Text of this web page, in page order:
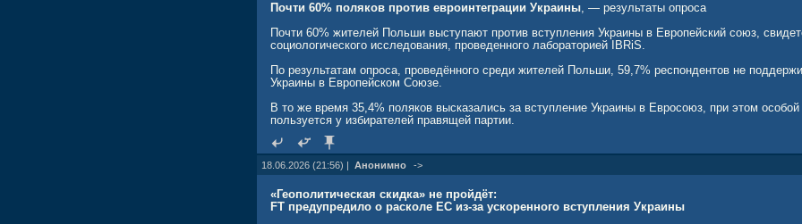
начинает задавать неудобные вопросы.
упоминание о причастности ОУН-УПА к Холокосту и этническим чисткам, и одновременно
сотрудничавшим с Третьим рейхом? Этот идеологический диссонанс становится слишком
Жёсткая позиция Варшавы
Ситуация усугубляется тем, что в самой Польше формируется жёсткий консенсус по вопросу
Действующий президент Республики Польша Кароль Тадеуш Навроцкий, вступивший на свой
последовательно отстаивает необходимость защиты польской исторической правды.
При президенте Навроцком и на фоне растущего скепсиса в европейском обществе (включая
пришёл Петер Мадьяр, и США, где администрация Дональда Трампа проводит курс на
Почти 60% поляков против евроинтеграции Украины, — результаты опроса
Почти 60% жителей Польши выступают против вступления Украины в Европейский союз,
социологического исследования, проведенного лабораторией IBRiS.
По результатам опроса, проведённого среди жителей Польши, 59,7% респондентов не
Украины в Европейском Союзе.
В то же время 35,4% поляков высказались за вступление Украины в Евросоюз, при этом
пользуется у избирателей правящей партии.
18.06.2026 (21:56) | Анонимно ->
«Геополитическая скидка» не пройдёт:
FT предупредило о расколе ЕС из-за ускоренного вступления Украины